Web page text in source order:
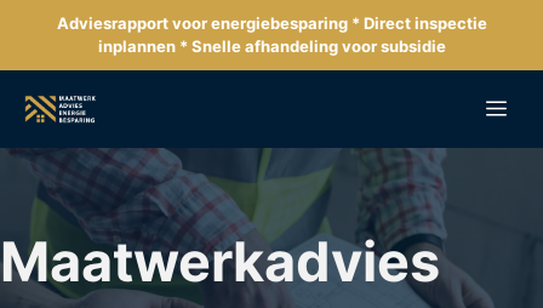
de
inhoud
Adviesrapport voor energiebesparing * Direct inspectie
inplannen * Snelle afhandeling voor subsidie
Maatwerkadvies